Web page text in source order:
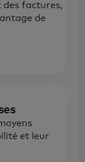
des factures,
de
et leur